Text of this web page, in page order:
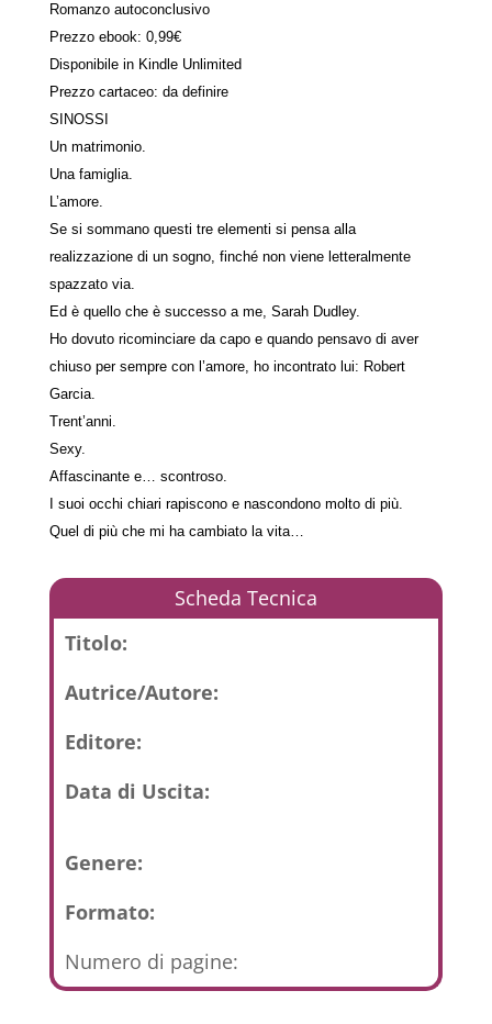
Romanzo autoconclusivo
Prezzo ebook: 0,99€
Disponibile in Kindle Unlimited
Prezzo cartaceo: da definire
SINOSSI
Un matrimonio.
Una famiglia.
L’amore.
Se si sommano questi tre elementi si pensa alla
realizzazione di un sogno, finché non viene letteralmente
spazzato via.
Ed è quello che è successo a me, Sarah Dudley.
Ho dovuto ricominciare da capo e quando pensavo di aver
chiuso per sempre con l’amore, ho incontrato lui: Robert
Garcia.
Trent’anni.
Sexy.
Affascinante e… scontroso.
I suoi occhi chiari rapiscono e nascondono molto di più.
Quel di più che mi ha cambiato la vita…
Scheda Tecnica
Titolo:
Autrice/Autore:
Editore:
Data di Uscita:
Genere:
Formato:
Numero di pagine: